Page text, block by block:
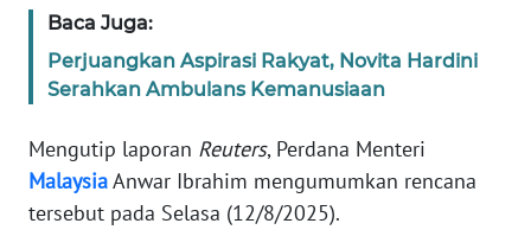
Baca Juga:
Perjuangkan Aspirasi Rakyat, Novita Hardini
Serahkan Ambulans Kemanusiaan
Mengutip laporan Reuters, Perdana Menteri
MalaysiaAnwar Ibrahim mengumumkan rencana
tersebut pada Selasa (12/8/2025).
IKLAN
TENTANG
KAMI
PEDOMAN
MEDIA
SIBER